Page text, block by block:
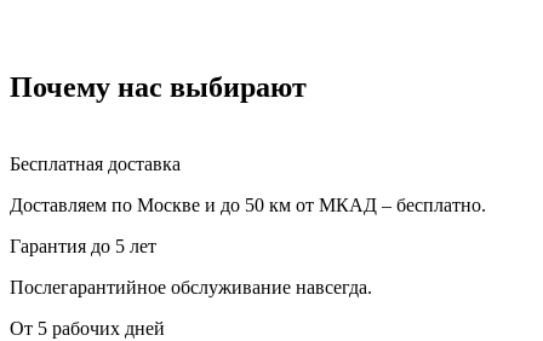
Почему нас выбирают
Бесплатная доставка
Доставляем по Москве и до 50 км от МКАД – бесплатно.
Гарантия до 5 лет
Послегарантийное обслуживание навсегда.
От 5 рабочих дней